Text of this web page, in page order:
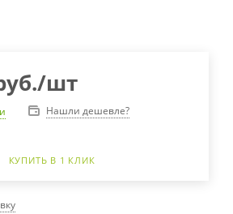
/шт
Нашли дешевле?
КУПИТЬ В 1 КЛИК